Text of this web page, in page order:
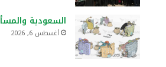
السعودية
أغسطس 6, 2026